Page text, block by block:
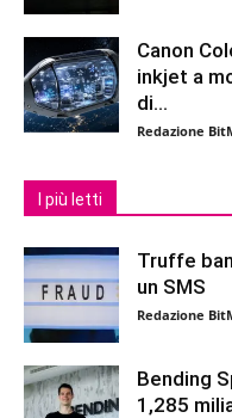
Canon
inkjet a
di...
Redazione
I più letti
Truffe
un SMS
Redazione
Bending
1,285